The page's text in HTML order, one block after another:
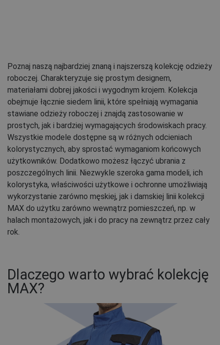
Poznaj naszą najbardziej znaną i najszerszą kolekcję odzieży
roboczej. Charakteryzuje się prostym designem,
materiałami dobrej jakości i wygodnym krojem. Kolekcja
obejmuje łącznie siedem linii, które spełniają wymagania
stawiane odzieży roboczej i znajdą zastosowanie w
prostych, jak i bardziej wymagających środowiskach pracy.
Wszystkie modele dostępne są w różnych odcieniach
kolorystycznych, aby sprostać wymaganiom końcowych
użytkowników. Dodatkowo możesz łączyć ubrania z
poszczególnych linii. Niezwykle szeroka gama modeli, ich
kolorystyka, właściwości użytkowe i ochronne umożliwiają
wykorzystanie zarówno męskiej, jak i damskiej linii kolekcji
MAX do użytku zarówno wewnątrz pomieszczeń, np. w
halach montażowych, jak i do pracy na zewnątrz przez cały
rok.
Dlaczego warto wybrać kolekcję
MAX?